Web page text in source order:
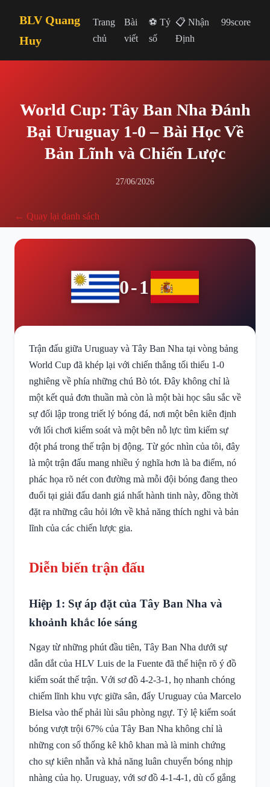
BLV Quang
Huy
Trang
chủ
Bài
viết
⚽ Tỷ
số
📋 Nhận
Định
99score
World Cup: Tây Ban Nha Đánh
Bại Uruguay 1-0 – Bài Học Về
Bản Lĩnh và Chiến Lược
27/06/2026
← Quay lại danh sách
0-1
Trận đấu giữa Uruguay và Tây Ban Nha tại vòng bảng
World Cup đã khép lại với chiến thắng tối thiểu 1-0
nghiêng về phía những chú Bò tót. Đây không chỉ là
một kết quả đơn thuần mà còn là một bài học sâu sắc về
sự đối lập trong triết lý bóng đá, nơi một bên kiên định
với lối chơi kiểm soát và một bên nỗ lực tìm kiếm sự
đột phá trong thế trận bị động. Từ góc nhìn của tôi, đây
là một trận đấu mang nhiều ý nghĩa hơn là ba điểm, nó
phác họa rõ nét con đường mà mỗi đội bóng đang theo
đuổi tại giải đấu danh giá nhất hành tinh này, đồng thời
đặt ra những câu hỏi lớn về khả năng thích nghi và bản
lĩnh của các chiến lược gia.
Diễn biến trận đấu
Hiệp 1: Sự áp đặt của Tây Ban Nha và
khoảnh khắc lóe sáng
Ngay từ những phút đầu tiên, Tây Ban Nha dưới sự
dẫn dắt của HLV Luis de la Fuente đã thể hiện rõ ý đồ
kiểm soát thế trận. Với sơ đồ 4-2-3-1, họ nhanh chóng
chiếm lĩnh khu vực giữa sân, đẩy Uruguay của Marcelo
Bielsa vào thế phải lùi sâu phòng ngự. Tỷ lệ kiểm soát
bóng vượt trội 67% của Tây Ban Nha không chỉ là
những con số thống kê khô khan mà là minh chứng
cho sự kiên nhẫn và khả năng luân chuyển bóng nhịp
nhàng của họ. Uruguay, với sơ đồ 4-1-4-1, dù cố gắng